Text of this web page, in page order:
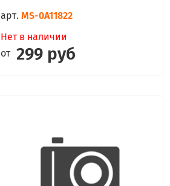
арт.MS-0A11822
Нет в наличии
от 299 руб